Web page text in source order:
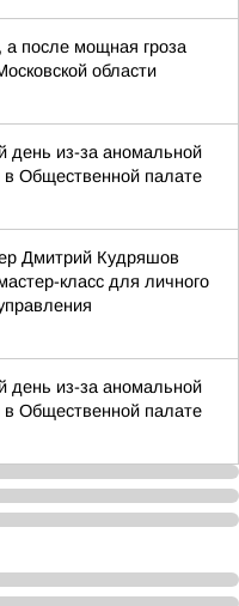
после мощная гроза
области
день из-за аномальной
Общественной палате
Дмитрий Кудряшов
класс для личного
день из-за аномальной
Общественной палате